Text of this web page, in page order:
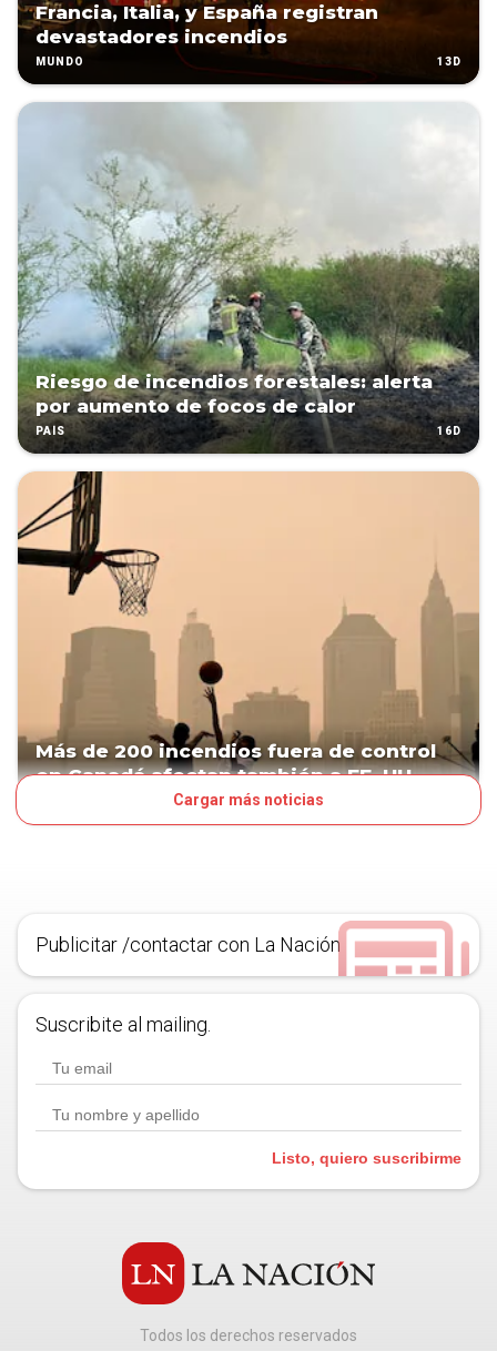
Francia, Italia, y España registran
devastadores incendios
MUNDO 13D
Riesgo de incendios forestales: alerta
por aumento de focos de calor
PAÍS 16D
Más de 200 incendios fuera de control
en Canadá afectan también a EE. UU.
Cargar más noticias
Publicitar /contactar con La Nación
Suscribite al mailing.
Listo, quiero suscribirme
Todos los derechos reservados